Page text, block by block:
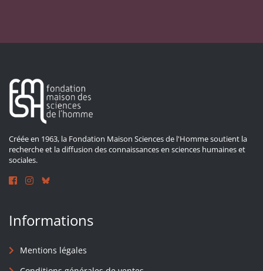
Créée en 1963, la Fondation Maison Sciences de l'Homme soutient la
recherche et la diffusion des connaissances en sciences humaines et
sociales.
Informations
Mentions légales